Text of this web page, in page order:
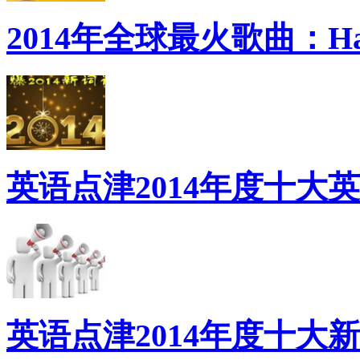
2014年全球最火歌曲：
英语点津2014年度十大
英语点津2014年度十大